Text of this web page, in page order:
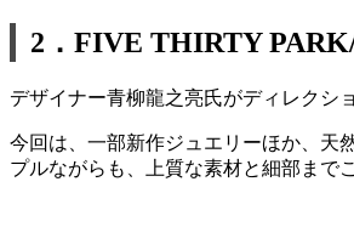
2．FIVE THIRTY
デザイナー青柳龍之亮氏がディレクシ
今回は、一部新作ジュエリーほか、天
プルながらも、上質な素材と細部まで